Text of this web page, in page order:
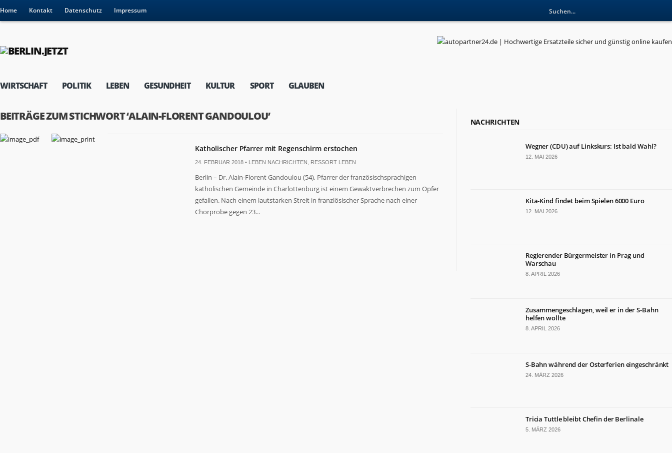
Home Kontakt Datenschutz Impressum
WIRTSCHAFT POLITIK LEBEN GESUNDHEIT KULTUR SPORT GLAUBEN
BEITRÄGE ZUM STICHWORT ‘ALAIN-FLORENT GANDOULOU’
Katholischer Pfarrer mit Regenschirm erstochen
24. FEBRUAR 2018 • LEBEN NACHRICHTEN RESSORT LEBEN
Berlin – Dr. Alain-Florent Gandoulou (54), Pfarrer der französischsprachigen
katholischen Gemeinde in Charlottenburg ist einem Gewaktverbrechen zum Opfer
gefallen. Nach einem lautstarken Streit in franzlösischer Sprache nach einer
Chorprobe gegen 23...
NACHRICHTEN
Wegner (CDU) auf Linkskurs: Ist bald Wahl?
12. MAI 2026
Kita-Kind findet beim Spielen 6000 Euro
12. MAI 2026
Regierender Bürgermeister in Prag und
Warschau
8. APRIL 2026
Zusammengeschlagen, weil er in der S-Bahn
helfen wollte
8. APRIL 2026
S-Bahn während der Osterferien eingeschränkt
24. MÄRZ 2026
Tricia Tuttle bleibt Chefin der Berlinale
5. MÄRZ 2026